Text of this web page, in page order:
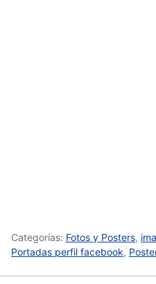
Categorías: Fotos y Posters,
Portadas perfil facebook,